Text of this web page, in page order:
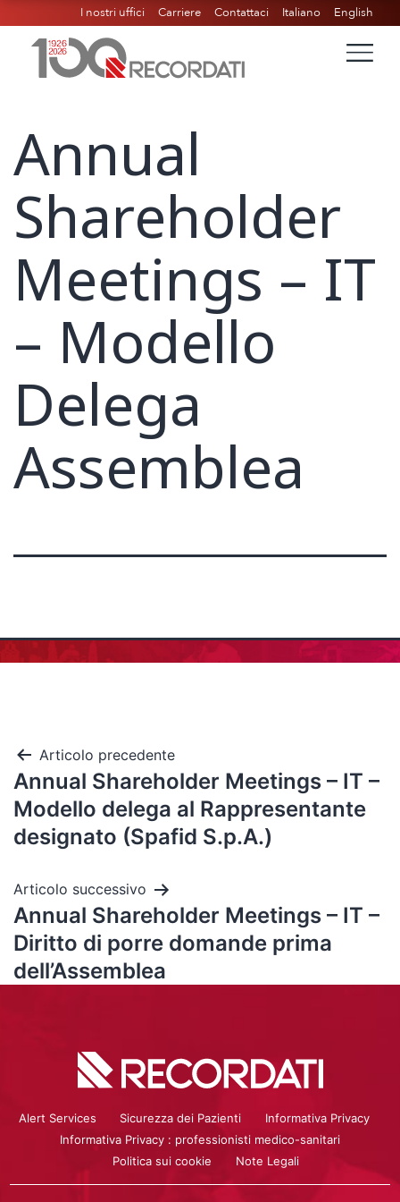
I nostri uffici Carriere Contattaci Italiano English
Annual
Shareholder
Meetings – IT
– Modello
Delega
Assemblea
Articolo precedente
Annual Shareholder Meetings – IT –
Modello delega al Rappresentante
designato (Spafid S.p.A.)
Articolo successivo
Annual Shareholder Meetings – IT –
Diritto di porre domande prima
dell’Assemblea
Alert Services Sicurezza dei Pazienti
Informativa Privacy
Informativa Privacy : professionisti medico-sanitari
Politica sui cookie
Note Legali